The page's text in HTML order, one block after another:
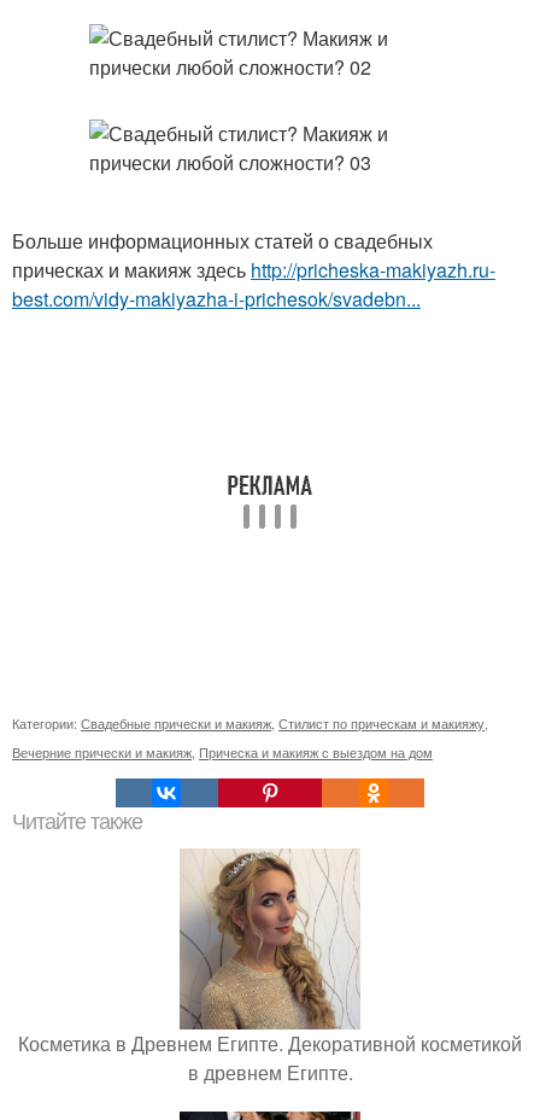
Больше информационных статей о свадебных
прическах и макияж здесь http://pricheska-makiyazh.ru-
best.com/vidy-makiyazha-i-prichesok/svadebn...
Категории: Свадебные прически и макияж Стилист по прическам и макияжу
Вечерние прически и макияж Прическа и макияж с выездом на дом
Читайте также
Косметика в Древнем Египте. Декоративной косметикой
в древнем Египте.